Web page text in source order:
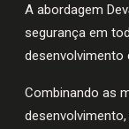
A abordagem
segurança em
desenvolvimento
Combinando as